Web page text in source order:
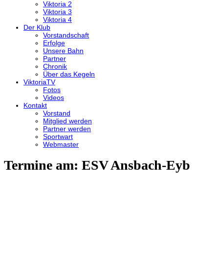
Viktoria 2
Viktoria 3
Viktoria 4
Der Klub
Vorstandschaft
Erfolge
Unsere Bahn
Partner
Chronik
Über das Kegeln
ViktoriaTV
Fotos
Videos
Kontakt
Vorstand
Mitglied werden
Partner werden
Sportwart
Webmaster
Termine am: ESV Ansbach-Eyb